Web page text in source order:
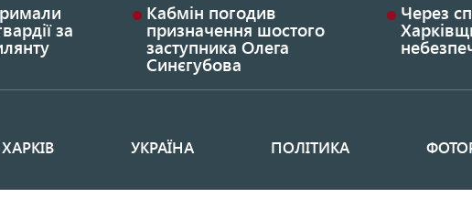
за
Кабмін погодив
призначення шостого
заступника Олега
Синєгубова
Через
ХАРКІВ УКРАЇНА ПОЛІТИКА